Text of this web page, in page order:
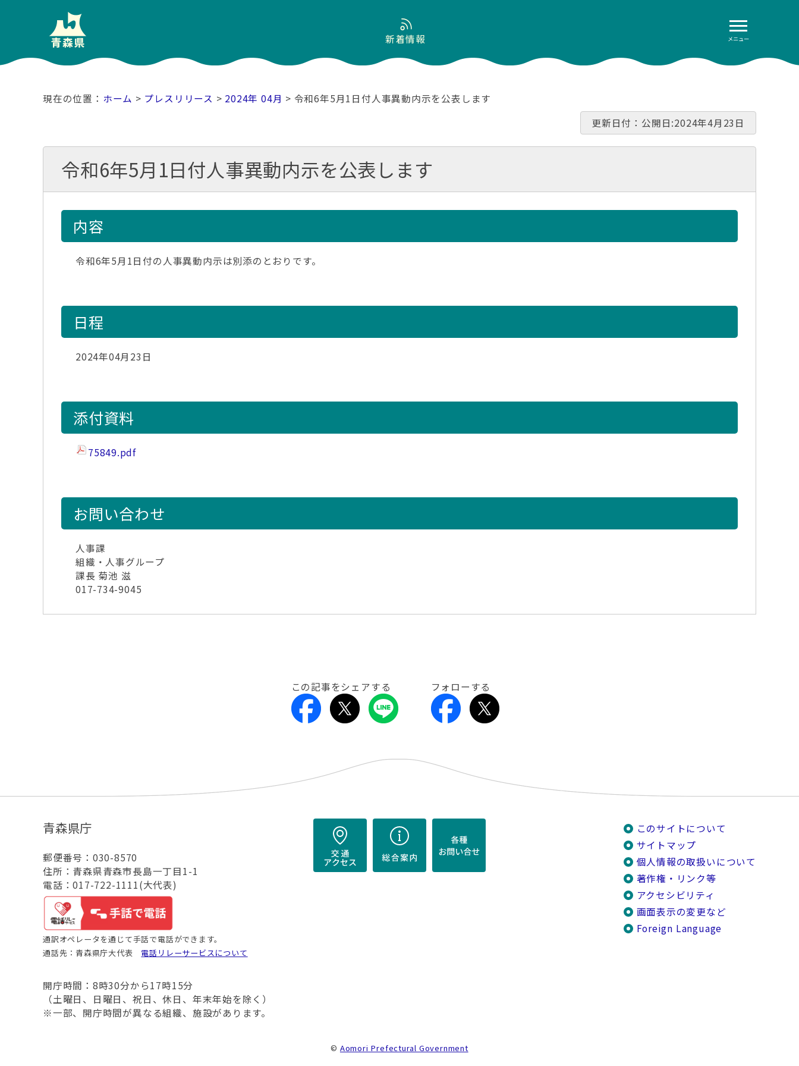
メニュー
新着情報
ホーム > プレスリリース > 2024年 04月 > 令和6年5月1日付人事異動内示を公表します
更新日付：公開日:2024年4月23日
令和6年5月1日付人事異動内示を公表します
内容
令和6年5月1日付の人事異動内示は別添のとおりです。
日程
2024年04月23日
添付資料
75849.pdf
お問い合わせ
人事課
組織・人事グループ
課長 菊池 滋
017-734-9045
この記事をシェアする フォローする
青森県庁
郵便番号：030-8570
住所：青森県青森市長島一丁目1-1
電話：017-722-1111(大代表)
通訳オペレータを通じて手話で電話ができます。
通話先：青森県庁大代表 電話リレーサービスについて
開庁時間：8時30分から17時15分
（土曜日、日曜日、祝日、休日、年末年始を除く）
※一部、開庁時間が異なる組織、施設があります。
このサイトについて
サイトマップ
個人情報の取扱いについて
著作権・リンク等
アクセシビリティ
画面表示の変更など
Foreign Language
© Aomori Prefectural Government